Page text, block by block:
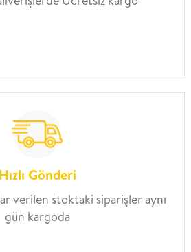
Hızlı Gönderi
verilen stoktaki siparişler aynı
gün kargoda